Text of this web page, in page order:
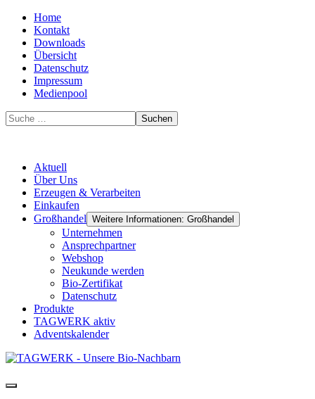
Home
Kontakt
Downloads
Übersicht
Datenschutz
Impressum
Medienpool
Suchen
Aktuell
Über Uns
Erzeugen & Verarbeiten
Einkaufen
Großhandel Weitere Informationen: Großhandel
Unternehmen
Ansprechpartner
Webshop
Neukunde werden
Bio-Zertifikat
Datenschutz
Produkte
TAGWERK aktiv
Adventskalender